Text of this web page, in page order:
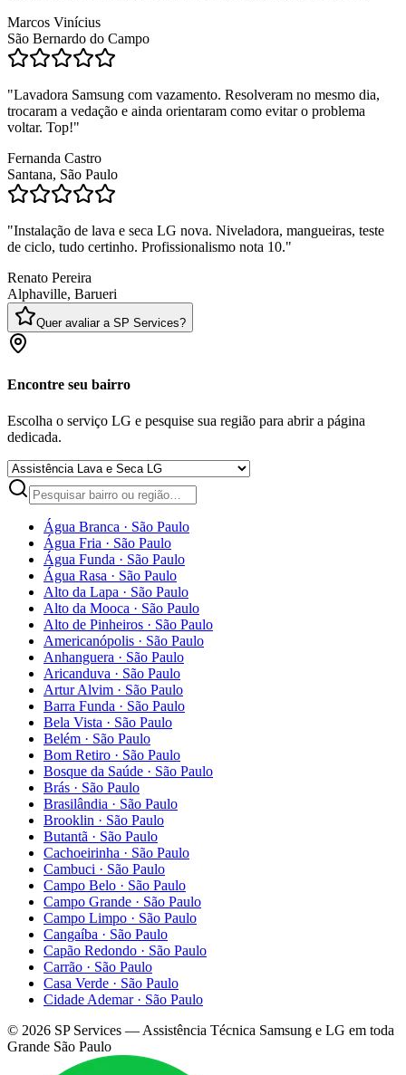
Marcos Vinícius
São Bernardo do Campo
"Lavadora Samsung com vazamento. Resolveram no mesmo dia,
trocaram a vedação e ainda orientaram como evitar o problema
voltar. Top!"
Fernanda Castro
Santana, São Paulo
"Instalação de lava e seca LG nova. Niveladora, mangueiras, teste
de ciclo, tudo certinho. Profissionalismo nota 10."
Renato Pereira
Alphaville, Barueri
Quer avaliar a SP Services?
Encontre seu bairro
Escolha o serviço LG e pesquise sua região para abrir a página
dedicada.
Água Branca · São Paulo
Água Fria · São Paulo
Água Funda · São Paulo
Água Rasa · São Paulo
Alto da Lapa · São Paulo
Alto da Mooca · São Paulo
Alto de Pinheiros · São Paulo
Americanópolis · São Paulo
Anhanguera · São Paulo
Aricanduva · São Paulo
Artur Alvim · São Paulo
Barra Funda · São Paulo
Bela Vista · São Paulo
Belém · São Paulo
Bom Retiro · São Paulo
Bosque da Saúde · São Paulo
Brás · São Paulo
Brasilândia · São Paulo
Brooklin · São Paulo
Butantã · São Paulo
Cachoeirinha · São Paulo
Cambuci · São Paulo
Campo Belo · São Paulo
Campo Grande · São Paulo
Campo Limpo · São Paulo
Cangaíba · São Paulo
Capão Redondo · São Paulo
Carrão · São Paulo
Casa Verde · São Paulo
Cidade Ademar· São Paulo
© 2026 SP Services — Assistência Técnica Samsung e LG em toda
Grande São Paulo